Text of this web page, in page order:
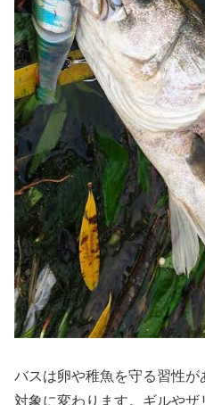
バスは卵や稚魚を守る習性
対象に変わります。ギルや